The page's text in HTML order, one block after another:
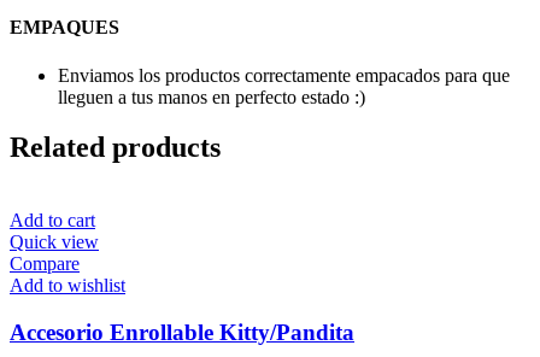
EMPAQUES
Enviamos los productos correctamente empacados para que
lleguen a tus manos en perfecto estado :)
Related products
Add to cart
Quick view
Compare
Add to wishlist
Accesorio Enrollable Kitty/Pandita